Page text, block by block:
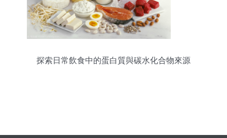
探索日常飲食中的蛋白質與碳水化合物來源